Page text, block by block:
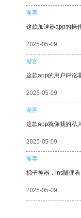
游客
这款加速器app的操
2025-05-09
游客
这款app的用户评论
2025-05-09
游客
这款app就像我的私
2025-05-09
游客
梯子神器，ins随便看
2025-05-09